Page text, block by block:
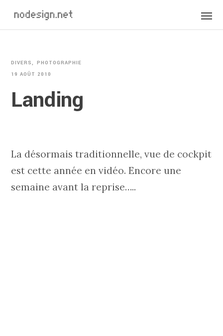
DIVERS
PHOTOGRAPHIE
19 AOÛT 2010
Landing
La désormais traditionnelle, vue de cockpit
est cette année en vidéo. Encore une
semaine avant la reprise…..